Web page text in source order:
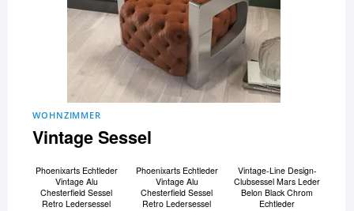
WOHNZIMMER
Vintage Sessel
Phoenixarts Echtleder
Vintage Alu
Chesterfield Sessel
Retro Ledersessel
Phoenixarts Echtleder
Vintage Alu
Chesterfield Sessel
Retro Ledersessel
Vintage-Line Design-
Clubsessel Mars Leder
Belon Black Chrom
Echtleder